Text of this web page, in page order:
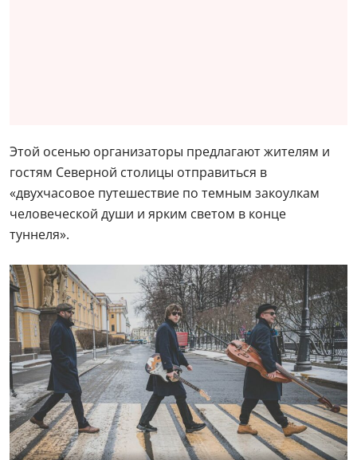
Этой осенью организаторы предлагают жителям и
гостям Северной столицы отправиться в
«двухчасовое путешествие по темным закоулкам
человеческой души и ярким светом в конце
туннеля».